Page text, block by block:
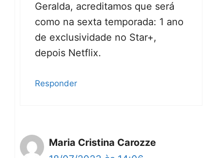
Geralda, acreditamos que será
como na sexta temporada: 1 ano
de exclusividade no Star+,
depois Netflix.
Responder
Maria Cristina Carozze